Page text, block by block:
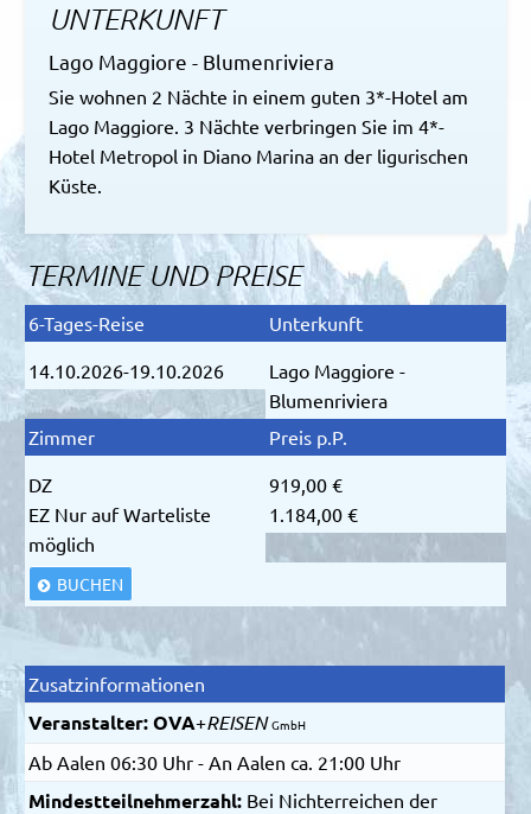
UNTERKUNFT
Lago Maggiore - Blumenriviera
Sie wohnen 2 Nächte in einem guten 3*-Hotel am
Lago Maggiore. 3 Nächte verbringen Sie im 4*-
Hotel Metropol in Diano Marina an der ligurischen
Küste.
TERMINE UND PREISE
14.10.2026-19.10.2026
Lago Maggiore -
Blumenriviera
DZ
EZ Nur auf Warteliste
möglich
919,00 €
1.184,00 €
BUCHEN
Zusatzinformationen
Veranstalter:OVA+REISEN GmbH
Ab Aalen 06:30 Uhr - An Aalen ca. 21:00 Uhr
Mindestteilnehmerzahl: Bei Nichterreichen der